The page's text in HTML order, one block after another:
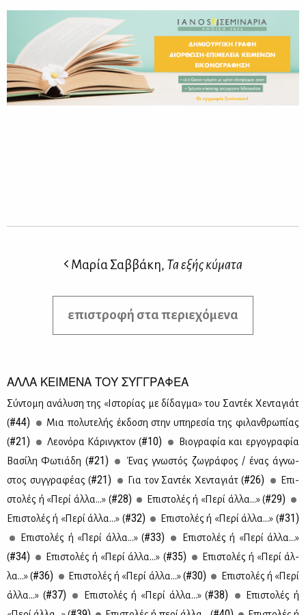
Μαρία Σαββάκη, Τα εξής κύματα
επιστροφή στα περιεχόμενα
ΑΛΛΑ ΚΕΙΜΕΝΑ ΤΟΥ ΣΥΓΓΡΑΦΕΑ
Σύ­ντο­μη ανά­λυ­ση της «Ιστο­ρί­ας με δί­δαγ­μα» του Σα­ντέκ Χε­ντα­γιάτ
(#44)
Μια πο­λυ­τε­λής έκ­δο­ση στην υπη­ρε­σία της φι­λαν­θρω­πί­ας
(#21) Λε­ο­νό­ρα Κά­ρινγ­κτον (#10)
Βιο­γρα­φία και ερ­γο­γρα­φία
Βα­σί­λη Φω­τιά­δη (#21)
Ένας γνω­στός ζω­γρά­φος / ένας άγνω­
στος συγ­γρα­φέ­ας (#21) Για τον Σα­ντέκ Χε­ντα­γιάτ (#26)
Επι­
στο­λές ή «Πε­ρί άλ­λα...» (#28) Επι­στο­λές ή «Πε­ρί άλ­λα...» (#29)
Επι­στο­λές ή «Πε­ρί άλ­λα...» (#32) Επι­στο­λές ή «Πε­ρί άλ­λα...» (#31)
Επι­στο­λές ή «Πε­ρί άλ­λα...» (#33)
Επι­στο­λές ή «Πε­ρί άλ­λα...»
(#34) Επι­στο­λές ή «Πε­ρί άλ­λα...» (#35)
Επι­στο­λές ή «Πε­ρί άλ­
λα...» (#36) Επι­στο­λές ή «Πε­ρί άλ­λα...» (#30)
Επι­στο­λές ή «Πε­ρί
άλ­λα...» (#37) Επι­στο­λές ή «Πε­ρί άλ­λα...» (#38)
Επι­στο­λές ή